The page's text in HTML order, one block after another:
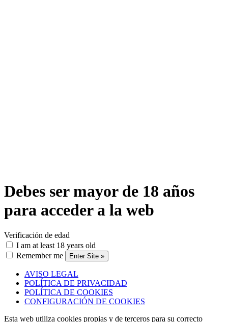
Debes ser mayor de 18 años
para acceder a la web
Verificación de edad
I am at least 18 years old
Remember me
AVISO LEGAL
POLÍTICA DE PRIVACIDAD
POLÍTICA DE COOKIES
CONFIGURACIÓN DE COOKIES
Esta web utiliza cookies propias y de terceros para su correcto